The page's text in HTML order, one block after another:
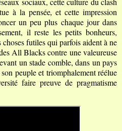
à la pensée, et cette impression
un peu plus chaque jour dans
il reste les petits bonheurs,
futiles qui parfois aident à ne
All Blacks contre une valeureuse
un stade comble, dans un pays
peuple et triomphalement réélue
faire preuve de pragmatisme